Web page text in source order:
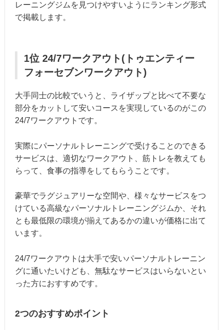
レーニングジムを見つけやすいようにランキング形式
で掲載します。
1位 24/7ワークアウト(トゥエンティー
フォーセブンワークアウト)
大手同士の比較でいうと、ライザップと比べて不要な
部分をカットして安いコースを実現しているのがこの
24/7ワークアウトです。
実際にパーソナルトレーニングで受けることのできる
サービスは、適切なワークアウト、筋トレを教えても
らって、食事の指導をしてもらうことです。
豪華でラグジュアリーな空間や、様々なサービスをつ
けている高級なパーソナルトレーニングジムか、それ
とも最低限の環境が揃えてあるかの違いが価格に出て
います。
24/7ワークアウトは大手で安いパーソナルトレーニン
グに通いたいけども、無駄なサービスはいらないとい
った方におすすめです。
2つのおすすめポイント